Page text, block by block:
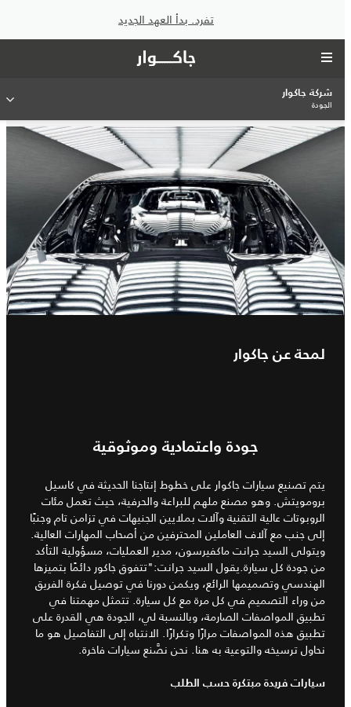
تفرد. بدأ العهد الجديد
شركة جاكوار
الجودة
لمحة عن جاكوار
جودة واعتمادية وموثوقية
يتم تصنيع سيارات جاكوار على خطوط إنتاجنا الحديثة في كاسيل
برومويتش. وهو مصنع ملهم للبراعة والحرفية، حيث تعمل مئات
الروبوتات عالية التقنية وآلات بملايين الجنيهات في تزامن تام وجنبًا
إلى جنب مع آلاف العاملين المحترفين من أصحاب المهارات العالية.
ويتولى السيد جرانت ماكفيرسون، مدير العمليات، مسؤولية التأكد
من جودة كل سيارة.يقول السيد جرانت:"تتفوق جاكور دائمًا بتميزها
الهندسي وتصميمها الرائع، ويكمن دورنا في توصيل فكرة الفريق
من وراء التصميم في كل مرة مع كل سيارة. تتمثل مهمتنا في
تطبيق المواصفات الصارمة، وبالنسبة لي، الجودة هي القدرة على
تطبيق هذه المواصفات مرارًا وتكرارًا. الانتباه إلى التفاصيل هو ما
نحاول ترسيخه والتوعية به هنا. نحن نصَّنع سيارات فاخرة.
سيارات فريدة مبتكرة حسب الطلب